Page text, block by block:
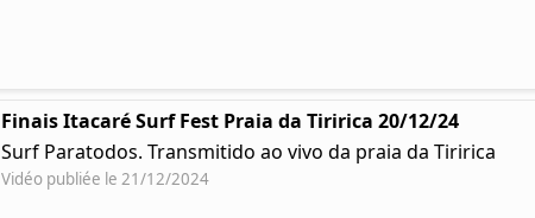
Finais Itacaré Surf Fest Praia da Tiririca 20/12/24
Surf Paratodos. Transmitido ao vivo da praia da Tiririca
Vidéo publiée le 21/12/2024